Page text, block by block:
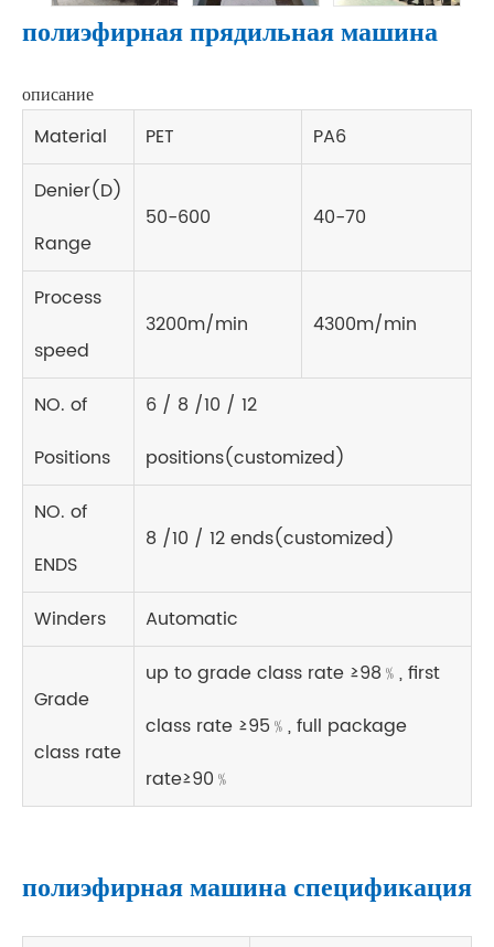
полиэфирная прядильная машина
описание
Material
PET
PA6
Denier(D)
Range
50-600 40-70
Process
speed
3200m/min 4300m/min
NO. of
Positions
6 / 8 /10 / 12
positions(customized)
NO. of
ENDS
8 /10 / 12 ends(customized)
Winders Automatic
Grade
class rate
up to grade class rate ≥98﹪, first
class rate ≥95﹪, full package
rate≥90﹪
полиэфирная машина спецификация